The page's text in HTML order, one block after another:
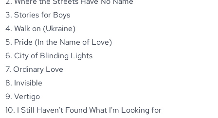
3. Stories for Boys
4. Walk on (Ukraine)
5. Pride (In the Name of Love)
6. City of Blinding Lights
7. Ordinary Love
8. Invisible
9. Vertigo
10. I Still Haven't Found What I'm Looking for